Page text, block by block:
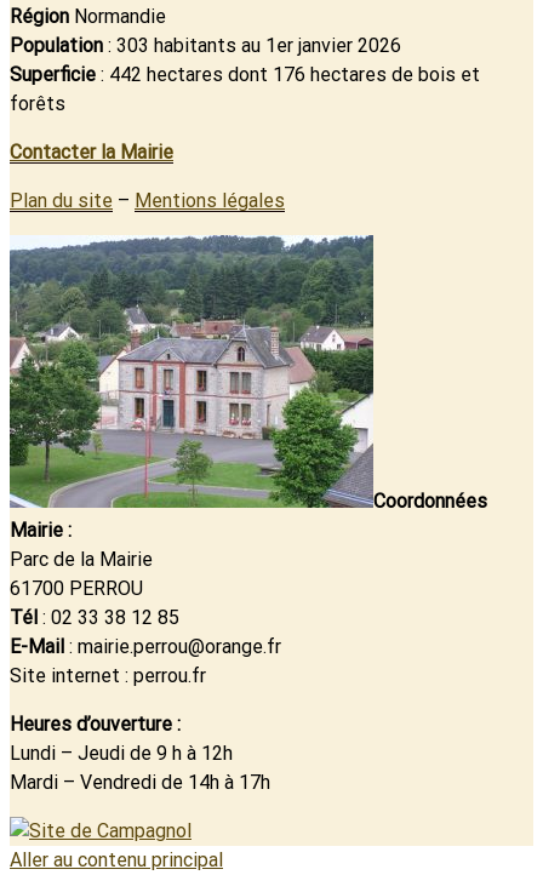
Région Normandie
Population : 303 habitants au 1er janvier 2026
Superficie : 442 hectares dont 176 hectares de bois et
forêts
Contacter la Mairie
Plan du site – Mentions légales
Coordonnées
Mairie :
Parc de la Mairie
61700 PERROU
Tél : 02 33 38 12 85
E-Mail : mairie.perrou@orange.fr
Site internet : perrou.fr
Heures d’ouverture :
Lundi – Jeudi de 9 h à 12h
Mardi – Vendredi de 14h à 17h
Aller au contenu principal